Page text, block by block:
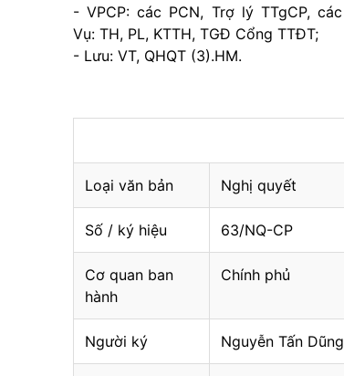
- VPCP: các PCN, Trợ lý TTgCP, các
Vụ: TH, PL, KTTH, TGĐ Cổng TTĐT;
- Lưu: VT, QHQT (3).HM.
Loại văn bản Nghị quyết
Số / ký hiệu 63/NQ-CP
Cơ quan ban
hành
Chính phủ
Người ký Nguyễn Tấn Dũng